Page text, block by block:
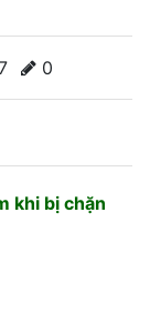
0
khi bị chặn